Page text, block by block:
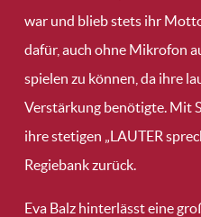
war und blieb stets ihr
dafür, auch ohne Mikrofon
spielen zu können, da ihre
Verstärkung benötigte. Mit
ihre stetigen „LAUTER
Regiebank zurück.
Eva Balz hinterlässt eine